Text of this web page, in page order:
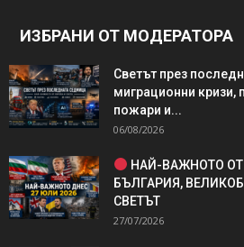
ИЗБРАНИ ОТ МОДЕРАТОРА
Светът през
миграционни кризи,
пожари и...
06/08/2026
НАЙ-ВАЖНОТО
БЪЛГАРИЯ,
СВЕТЪТ
27/07/2026